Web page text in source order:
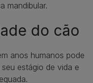
mandibular.
do cão
anos humanos pode
estágio de vida e